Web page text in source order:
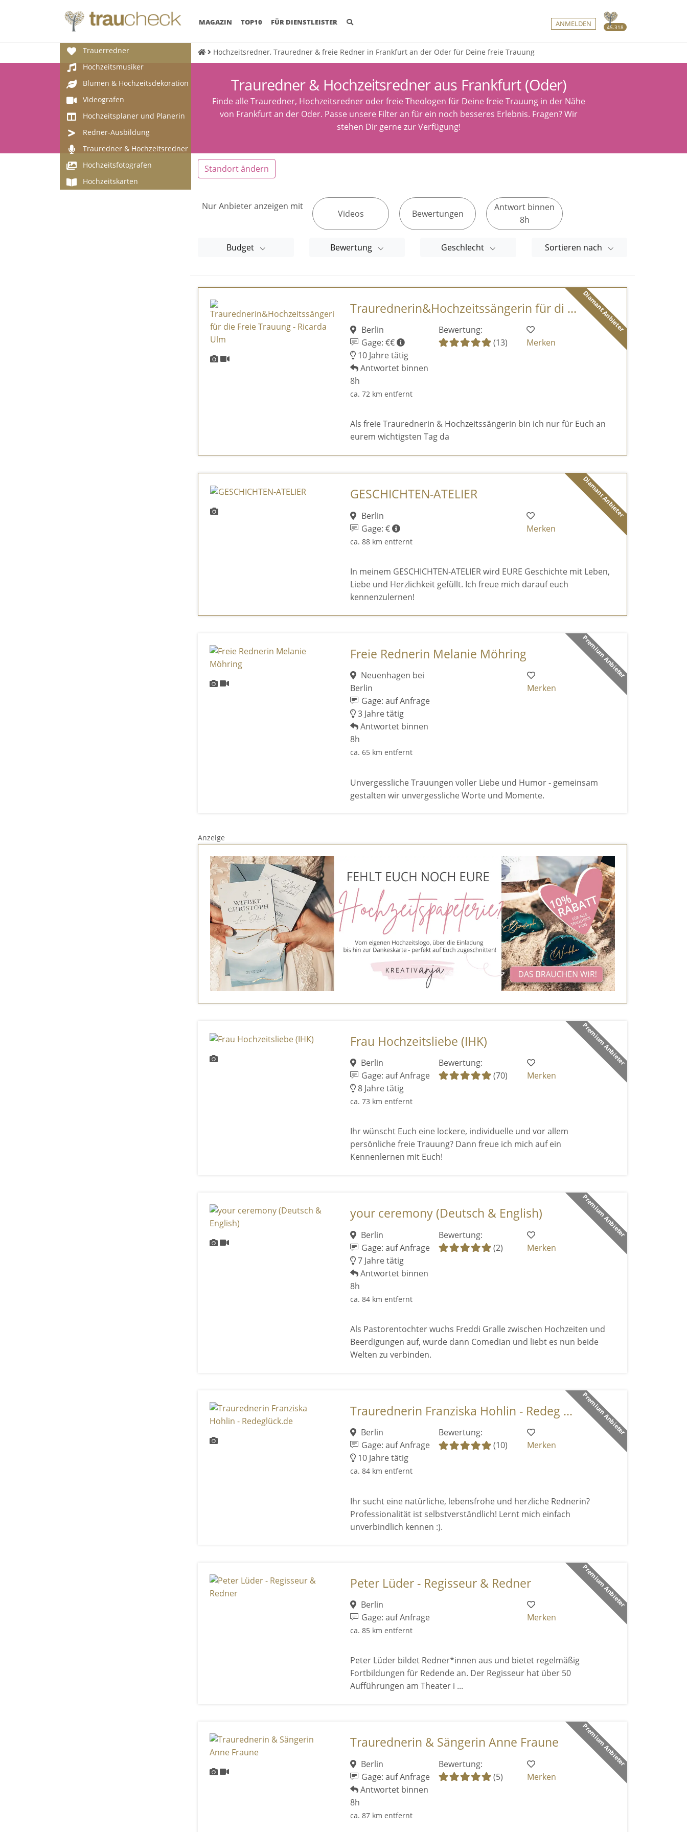
45.318
MAGAZIN (CURRENT)
TOP10 FÜR DIENSTLEISTER ANMELDEN
Trauerredner
Hochzeitsmusiker
Blumen & Hochzeitsdekoration
Videografen
Hochzeitsplaner und Planerin
Redner-Ausbildung
Trauredner & Hochzeitsredner
Hochzeitsfotografen
Hochzeitskarten
Hochzeitsredner, Trauredner & freie Redner in Frankfurt an der Oder für Deine freie Trauung
Trauredner & Hochzeitsredner aus Frankfurt (Oder)
Finde alle Trauredner, Hochzeitsredner oder freie Theologen für Deine freie Trauung in der Nähe
von Frankfurt an der Oder. Passe unsere Filter an für ein noch besseres Erlebnis. Fragen? Wir
stehen Dir gerne zur Verfügung!
Standort ändern
Nur Anbieter anzeigen mit
Videos Bewertungen
Antwort binnen
8h
Budget Bewertung Geschlecht Sortieren nach
Diamant Anbieter
Traurednerin&Hochzeitssängerin für di ...
Berlin
Gage: €€
10 Jahre tätig
Antwortet binnen
8h
ca. 72 km entfernt
Bewertung:
(13)
Merken
Als freie Traurednerin & Hochzeitssängerin bin ich nur für Euch an
eurem wichtigsten Tag da
Diamant Anbieter
GESCHICHTEN-ATELIER
Berlin
Gage: €
ca. 88 km entfernt
Merken
In meinem GESCHICHTEN-ATELIER wird EURE Geschichte mit Leben,
Liebe und Herzlichkeit gefüllt. Ich freue mich darauf euch
kennenzulernen!
Premium Anbieter
Freie Rednerin Melanie Möhring
Neuenhagen bei
Berlin
Gage: auf Anfrage
3 Jahre tätig
Antwortet binnen
8h
ca. 65 km entfernt
Merken
Unvergessliche Trauungen voller Liebe und Humor - gemeinsam
gestalten wir unvergessliche Worte und Momente.
Anzeige
Premium Anbieter
Frau Hochzeitsliebe (IHK)
Berlin
Gage: auf Anfrage
8 Jahre tätig
ca. 73 km entfernt
Bewertung:
(70)
Merken
Ihr wünscht Euch eine lockere, individuelle und vor allem
persönliche freie Trauung? Dann freue ich mich auf ein
Kennenlernen mit Euch!
Premium Anbieter
your ceremony (Deutsch & English)
Berlin
Gage: auf Anfrage
7 Jahre tätig
Antwortet binnen
8h
ca. 84 km entfernt
Bewertung:
(2)
Merken
Als Pastorentochter wuchs Freddi Gralle zwischen Hochzeiten und
Beerdigungen auf, wurde dann Comedian und liebt es nun beide
Welten zu verbinden.
Premium Anbieter
Traurednerin Franziska Hohlin - Redeg ...
Berlin
Gage: auf Anfrage
10 Jahre tätig
ca. 84 km entfernt
Bewertung:
(10)
Merken
Ihr sucht eine natürliche, lebensfrohe und herzliche Rednerin?
Professionalität ist selbstverständlich! Lernt mich einfach
unverbindlich kennen :).
Premium Anbieter
Peter Lüder - Regisseur & Redner
Berlin
Gage: auf Anfrage
ca. 85 km entfernt
Merken
Peter Lüder bildet Redner*innen aus und bietet regelmäßig
Fortbildungen für Redende an. Der Regisseur hat über 50
Aufführungen am Theater i ...
Premium Anbieter
Traurednerin & Sängerin Anne Fraune
Berlin
Gage: auf Anfrage
Antwortet binnen
8h
ca. 87 km entfernt
Bewertung:
(5)
Merken